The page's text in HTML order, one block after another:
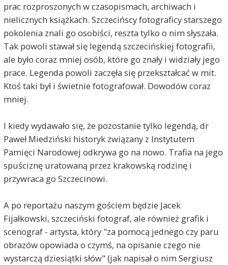
prac rozproszonych w czasopismach, archiwach i
nielicznych książkach. Szczecińscy fotograficy starszego
pokolenia znali go osobiści, reszta tylko o nim słyszała.
Tak powoli stawał się legendą szczecińskiej fotografii,
ale było coraz mniej osób, które go znały i widziały jego
prace. Legenda powoli zaczęła się przekształcać w mit.
Ktoś taki był i świetnie fotografował. Dowodów coraz
mniej.
I kiedy wydawało się, że pozostanie tylko legendą, dr
Paweł Miedziński historyk związany z Instytutem
Pamięci Narodowej odkrywa go na nowo. Trafia na jego
spuściznę uratowaną przez krakowską rodzinę i
przywraca go Szczecinowi.
A po reportażu naszym gościem będzie Jacek
Fijałkowski, szczeciński fotograf, ale również grafik i
scenograf - artysta, który "za pomocą jednego czy paru
obrazów opowiada o czymś, na opisanie czego nie
wystarczą dziesiątki słów" (jak napisał o nim Sergiusz